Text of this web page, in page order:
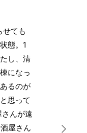
せても
態。1
し、清
になっ
るのが
思って
んが遠
屋さん